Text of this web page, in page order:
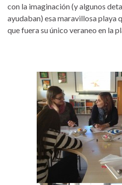
con la imaginación (y algunos
ayudaban) esa maravillosa playa
que fuera su único veraneo en la